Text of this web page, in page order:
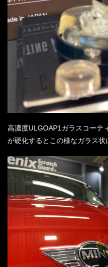
高濃度ULGOAP1 ガラスコーテ
が硬化するとこの様なガラス状